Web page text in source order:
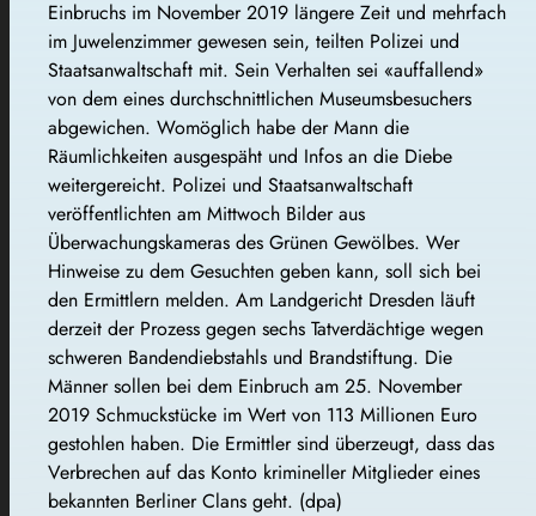
Einbruchs im November 2019 längere Zeit und mehrfach
im Juwelenzimmer gewesen sein, teilten Polizei und
Staatsanwaltschaft mit. Sein Verhalten sei «auffallend»
von dem eines durchschnittlichen Museumsbesuchers
abgewichen. Womöglich habe der Mann die
Räumlichkeiten ausgespäht und Infos an die Diebe
weitergereicht. Polizei und Staatsanwaltschaft
veröffentlichten am Mittwoch Bilder aus
Überwachungskameras des Grünen Gewölbes. Wer
Hinweise zu dem Gesuchten geben kann, soll sich bei
den Ermittlern melden. Am Landgericht Dresden läuft
derzeit der Prozess gegen sechs Tatverdächtige wegen
schweren Bandendiebstahls und Brandstiftung. Die
Männer sollen bei dem Einbruch am 25. November
2019 Schmuckstücke im Wert von 113 Millionen Euro
gestohlen haben. Die Ermittler sind überzeugt, dass das
Verbrechen auf das Konto krimineller Mitglieder eines
bekannten Berliner Clans geht. (dpa)